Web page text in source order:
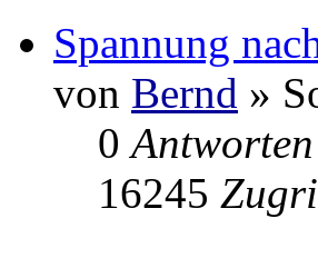
Spannung
von Bernd »
0Antworten
16245